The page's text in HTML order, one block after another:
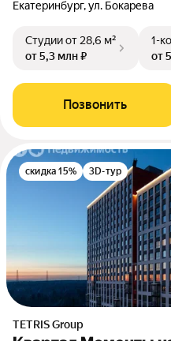
Екатеринбург, ул. Бокарева
Студииот 28,6 м²
от 5,3 млн ₽
1-
от
Позвонить
скидка 15% 3D-тур
TETRIS Group